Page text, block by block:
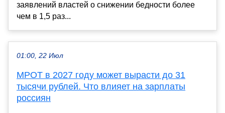
заявлений властей о снижении бедности более
чем в 1,5 раз...
01:00, 22 Июл
МРОТ в 2027 году может вырасти до 31
тысячи рублей. Что влияет на зарплаты
россиян